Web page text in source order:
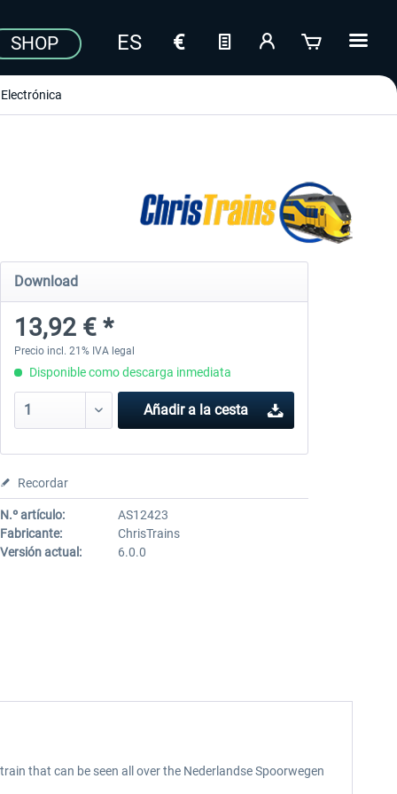
SHOP
Electrónica
Download
13,92 € *
Precio incl. 21% IVA legal
Disponible como descarga inmediata
Añadir a la cesta
Recordar
N.º artículo:
AS12423
Fabricante:
ChrisTrains
Versión actual:
6.0.0
that can be seen all over the Nederlandse Spoorwegen